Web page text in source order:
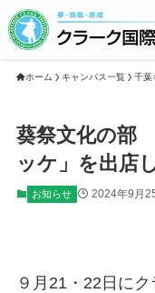
ホーム キャンパス一覧 千葉
葵祭文化の部
ッケ」を出店
お知らせ 2024年9月
９月21・22日に